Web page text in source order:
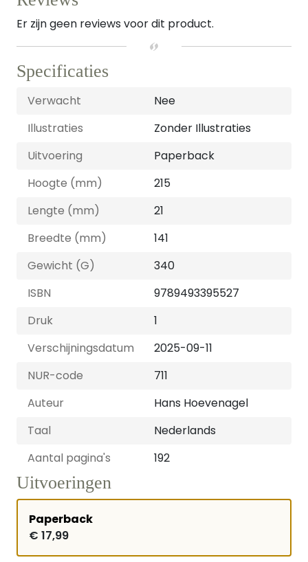
Er zijn geen reviews voor dit product.
Specificaties
Verwacht
Nee
Illustraties
Zonder Illustraties
Uitvoering
Paperback
Hoogte (mm)
215
Lengte (mm)
21
Breedte (mm)
141
Gewicht (G)
340
ISBN
9789493395527
Druk
1
Verschijningsdatum
2025-09-11
NUR-code
711
Auteur
Hans Hoevenagel
Taal
Nederlands
Aantal pagina's
192
Uitvoeringen
Paperback
€ 17,99